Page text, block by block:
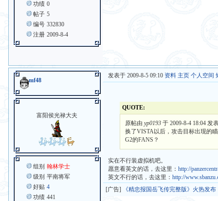
功绩 0
帖子 5
编号 332830
注册 2009-8-4
mf48
富阳侯光禄大夫
组别 翰林学士
级别 平南将军
好贴 4
功绩 441
发表于 2009-8-5 09:10 资料 主页 个人空间
QUOTE:
原帖由yp0193 于 2009-8-4 18:04 发
换了VISTA以后，攻击目标出现的
G2的FANS？
实在不行装虚拟机吧。
愿意看英文的话，去这里：http://
英文不行的话，去这里：http://
[广告]
《精忠报国岳飞传完整版》火热发布